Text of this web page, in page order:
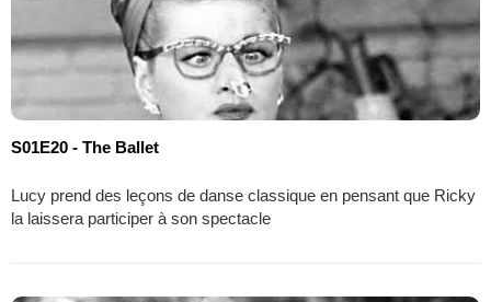
S01E20 - The Ballet
Lucy prend des leçons de danse classique en pensant que Ricky
la laissera participer à son spectacle